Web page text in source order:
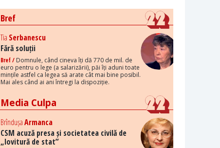
Bref
Tia Serbanescu
Fără soluții
Bref / Domnule, când cineva îți dă 770 de mil. de
euro pentru o lege (a salarizării), păi îți aduni toate
mințile astfel ca legea să arate cât mai bine posibil.
Mai ales când ai ani întregi la dispoziție.
Media Culpa
BrîndușaArmanca
CSM acuză presa și societatea civilă de
„lovitură de stat”